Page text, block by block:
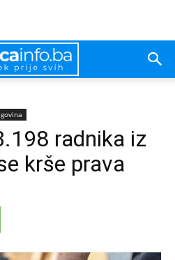
radnika iz
krše prava